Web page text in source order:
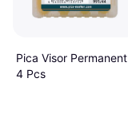
Pica Visor Permanent
4 Pcs